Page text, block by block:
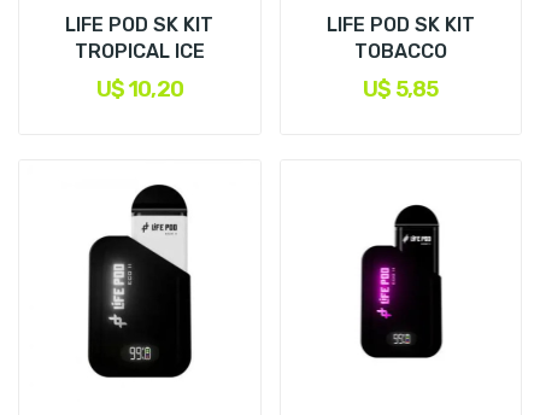
LIFE POD SK KIT
TROPICAL ICE
U$ 10,20
LIFE POD SK KIT
TOBACCO
U$ 5,85